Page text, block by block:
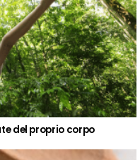
del proprio corpo